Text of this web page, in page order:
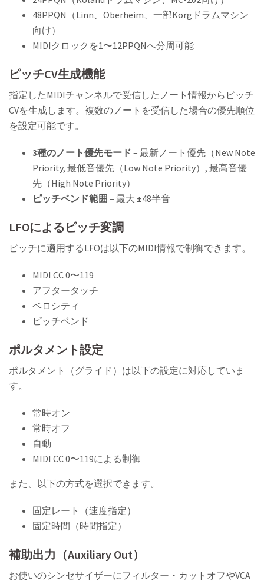
48PPQN（Linn、Oberheim、一部Korgドラムマシン
向け）
MIDIクロックを1〜12PPQNへ分周可能
ピッチCV生成機能
指定したMIDIチャンネルで受信したノート情報からピッチ
CVを生成します。複数のノートを受信した場合の優先順位
を設定可能です。
3種のノート優先モード – 最新ノート優先（New Note
Priority, 最低音優先（Low Note Priority）, 最高音優
先（High Note Priority）
ピッチベンド範囲 – 最大 ±48半音
LFOによるピッチ変調
ピッチに適用するLFOは以下のMIDI情報で制御できます。
MIDI CC 0〜119
アフタータッチ
ベロシティ
ピッチベンド
ポルタメント設定
ポルタメント（グライド）は以下の設定に対応していま
す。
常時オン
常時オフ
自動
MIDI CC 0〜119による制御
また、以下の方式を選択できます。
固定レート（速度指定）
固定時間（時間指定）
補助出力（Auxiliary Out）
お使いのシンセサイザーにフィルター・カットオフやVCA